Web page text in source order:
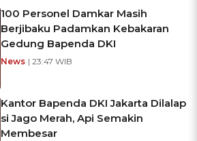
100 Personel Damkar Masih
Berjibaku Padamkan Kebakaran
Gedung Bapenda DKI
News | 23:47 WIB
Kantor Bapenda DKI Jakarta Dilalap
si Jago Merah, Api Semakin
Membesar